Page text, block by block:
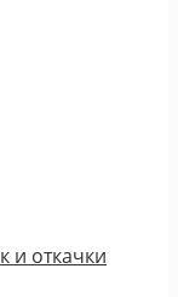
и откачки